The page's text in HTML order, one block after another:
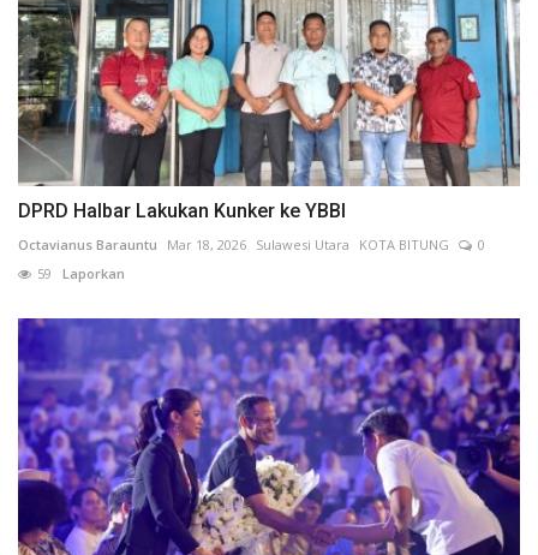
DPRD Halbar Lakukan Kunker ke YBBI
Octavianus Barauntu Mar 18, 2026 Sulawesi Utara KOTA BITUNG
0
59 Laporkan